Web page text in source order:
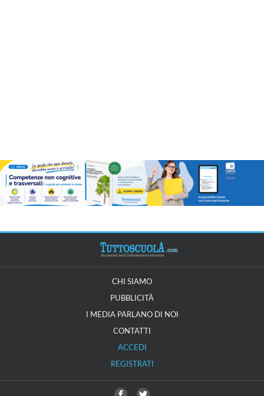
CHI SIAMO
PUBBLICITÀ
I MEDIA PARLANO DI NOI
CONTATTI
ACCEDI
REGISTRATI